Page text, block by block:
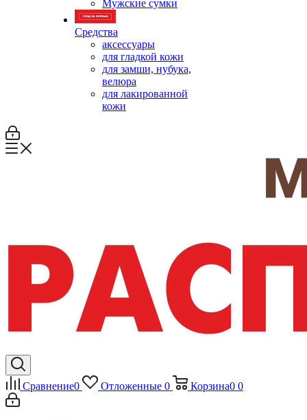
Мужские сумки
Средства
аксессуары
для гладкой кожи
для замши, нубука,
велюра
для лакированной
кожи
Сравнение0 Отложенные 0 Корзина0 0